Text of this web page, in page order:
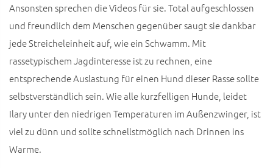
Ansonsten sprechen die Videos für sie. Total aufgeschlossen
und freundlich dem Menschen gegenüber saugt sie dankbar
jede Streicheleinheit auf, wie ein Schwamm. Mit
rassetypischem Jagdinteresse ist zu rechnen, eine
entsprechende Auslastung für einen Hund dieser Rasse sollte
selbstverständlich sein. Wie alle kurzfelligen Hunde, leidet
Ilary unter den niedrigen Temperaturen im Außenzwinger, ist
viel zu dünn und sollte schnellstmöglich nach Drinnen ins
Warme.